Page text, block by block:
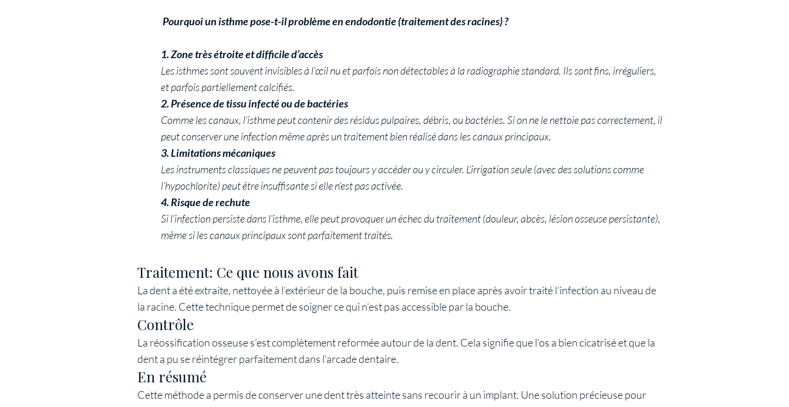
Pourquoi un isthme pose-t-il problème en endodontie (traitement des racines) ?
1. Zone très étroite et difficile d’accès
Les isthmes sont souvent invisibles à l'œil nu et parfois non détectables à la radiographie standard. Ils sont fins, irréguliers,
et parfois partiellement calcifiés.
2. Présence de tissu infecté ou de bactéries
Comme les canaux, l’isthme peut contenir des résidus pulpaires, débris, ou bactéries. Si on ne le nettoie pas correctement, il
peut conserver une infection même après un traitement bien réalisé dans les canaux principaux.
3. Limitations mécaniques
Les instruments classiques ne peuvent pas toujours y accéder ou y circuler. L’irrigation seule (avec des solutions comme
l’hypochlorite) peut être insuffisante si elle n’est pas activée.
4. Risque de rechute
Si l’infection persiste dans l’isthme, elle peut provoquer un échec du traitement (douleur, abcès, lésion osseuse persistante),
même si les canaux principaux sont parfaitement traités.
Traitement: Ce que nous avons fait
La dent a été extraite, nettoyée à l’extérieur de la bouche, puis remise en place après avoir traité l’infection au niveau de
la racine. Cette technique permet de soigner ce qui n’est pas accessible par la bouche.
Contrôle
La réossification osseuse s’est complètement reformée autour de la dent. Cela signifie que l’os a bien cicatrisé et que la
dent a pu se réintégrer parfaitement dans l’arcade dentaire.
En résumé
Cette méthode a permis de conserver une dent très atteinte sans recourir à un implant. Une solution précieuse pour